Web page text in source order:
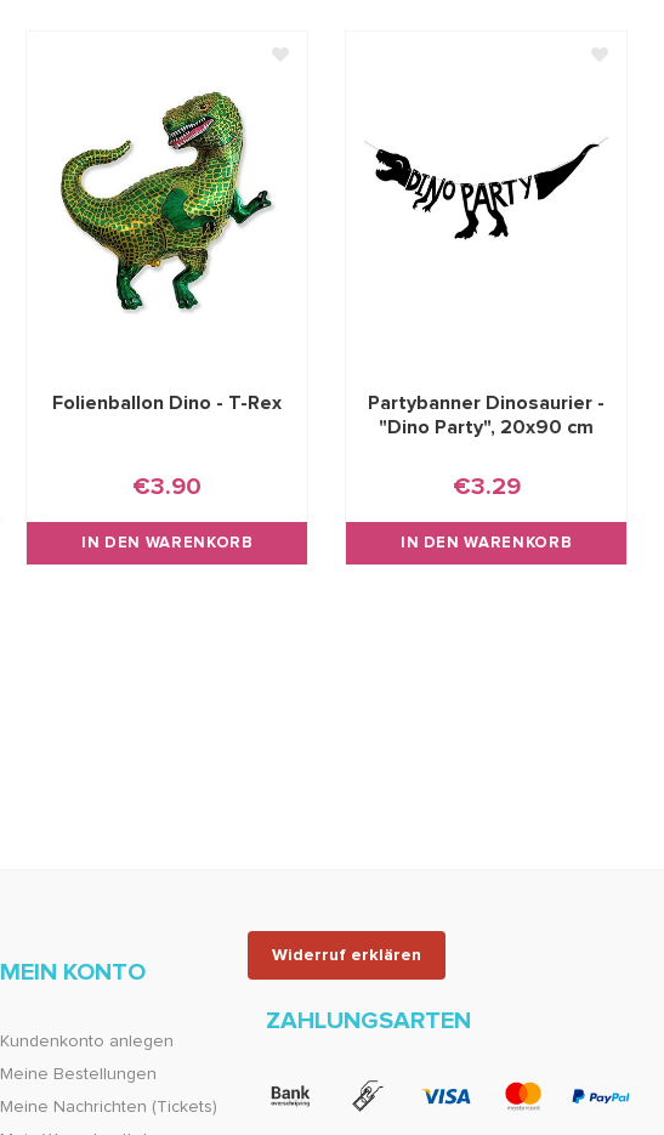
Folienballon Dino - T-Rex
€3.90
IN DEN WARENKORB
Partybanner Dinosaurier -
"Dino Party", 20x90 cm
€3.29
IN DEN WARENKORB
Widerruf erklären
MEIN KONTO
Kundenkonto anlegen
Meine Bestellungen
Meine Nachrichten (Tickets)
ZAHLUNGSARTEN